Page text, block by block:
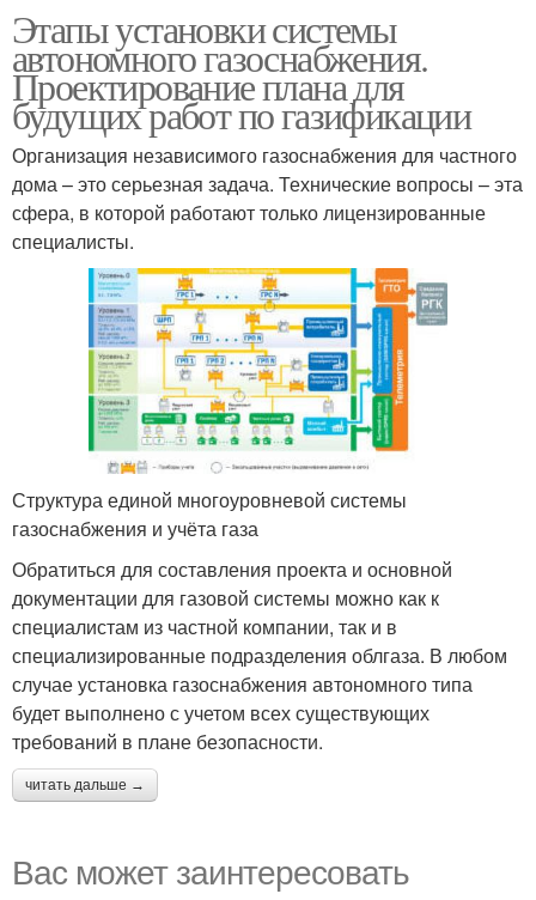
Этапы установки системы
автономного газоснабжения.
Проектирование плана для
будущих работ по газификации
Организация независимого газоснабжения для частного
дома – это серьезная задача. Технические вопросы – эта
сфера, в которой работают только лицензированные
специалисты.
Структура единой многоуровневой системы
газоснабжения и учёта газа
Обратиться для составления проекта и основной
документации для газовой системы можно как к
специалистам из частной компании, так и в
специализированные подразделения облгаза. В любом
случае установка газоснабжения автономного типа
будет выполнено с учетом всех существующих
требований в плане безопасности.
читать дальше →
Вас может заинтересовать